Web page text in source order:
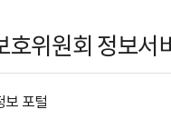
호위원회 정보서
보 포털